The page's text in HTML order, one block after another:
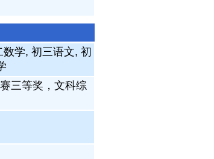
学, 初三语文, 初
三等奖，文科综